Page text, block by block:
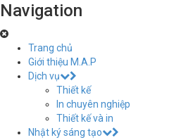
Navigation
Trang chủ
Giới thiệu M.A.P
Dịch vụ
Thiết kế
In chuyên nghiệp
Thiết kế và in
Nhật ký sáng tạo